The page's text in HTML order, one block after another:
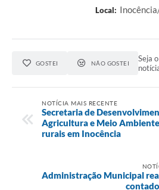
Local:
GOSTEI NÃO GOSTEI
Seja
NOTÍCIA MAIS RECENTE
Secretaria de
Agricultura e Meio
rurais em Inocência
Administração Municipal